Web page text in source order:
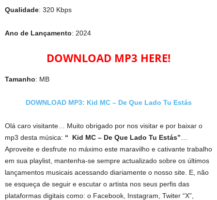
Qualidade: 320 Kbps
Ano de Lançamento: 2024
DOWNLOAD MP3 HERE!
Tamanho: MB
DOWNLOAD MP3: Kid MC – De Que Lado Tu Estás
Olá caro visitante… Muito obrigado por nos visitar e por baixar o
mp3 desta música: “ Kid MC – De Que Lado Tu Estás”
Aproveite e desfrute no máximo este maravilho e cativante trabalho
em sua playlist, mantenha-se sempre actualizado sobre os últimos
lançamentos musicais acessando diariamente o nosso site. E, não
se esqueça de seguir e escutar o artista nos seus perfis das
plataformas digitais como: o Facebook, Instagram, Twiter “X”,